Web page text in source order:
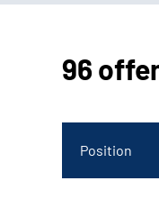
96
Position